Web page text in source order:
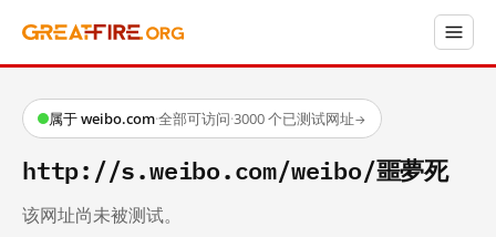
属于 weibo.com·全部可访问·3000 个已测试网址→
http://s.weibo.com/weibo/噩夢死
该网址尚未被测试。